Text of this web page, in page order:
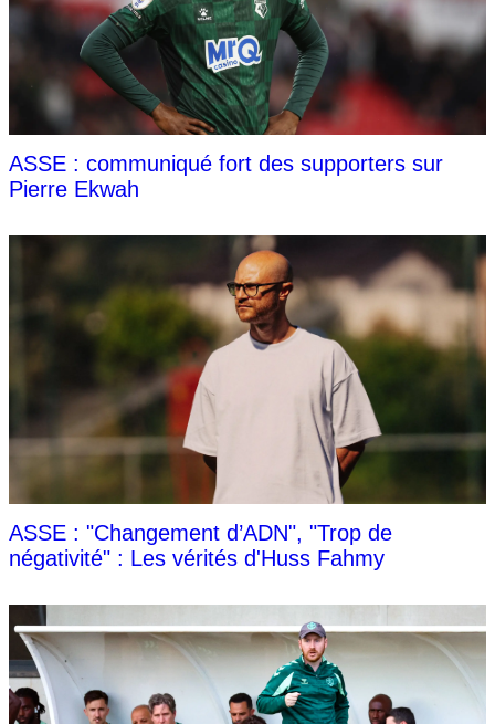
ASSE : communiqué fort des supporters sur
Pierre Ekwah
ASSE : "Changement d’ADN", "Trop de
négativité" : Les vérités d'Huss Fahmy